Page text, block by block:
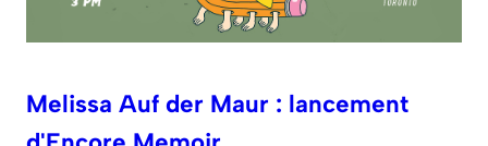
Melissa Auf der Maur : lancement